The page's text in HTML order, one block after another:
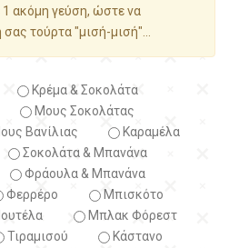
1 ακόμη γεύση, ώστε να
τούρτα "μισή-μισή"...
Κρέμα & Σοκολάτα
Μους Σοκολάτας
Βανίλιας
Καραμέλα
Σοκολάτα & Μπανάνα
Φράουλα & Μπανάνα
Φερρέρο
Μπισκότο
Μπλακ Φόρεστ
Τιραμισού
Κάστανο